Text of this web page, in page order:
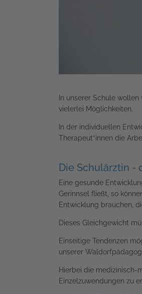
In unserer Schule
vielerlei Möglichkeiten.
In der individuellen
Therapeut*innen die
Die Schulärztin -
Eine gesunde
Gerinnsel fließt, so
Entwicklung brauchen,
Dieses Gleichgewicht
Einseitige Tendenzen
unserer
Hierbei die medizinisch-
Einzelzuwendungen zu